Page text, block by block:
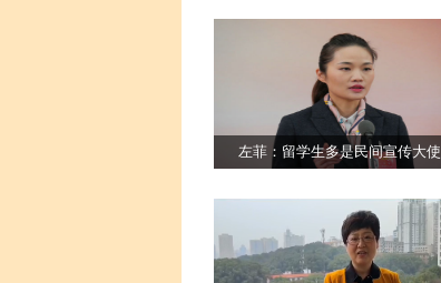
左菲：留学生多是民间宣传大使